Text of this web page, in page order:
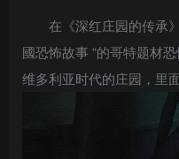
在《深红庄园的传承
國恐怖故事 “的哥特题材
维多利亚时代的庄园，里